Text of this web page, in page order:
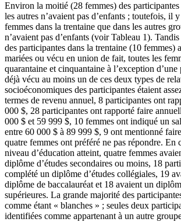
Environ la moitié (28 femmes) des
les autres n’avaient pas d’enfants ; toutefois, il
femmes dans la trentaine que dans les autres
n’avaient pas d’enfants (voir Tableau 1).
des participantes dans la trentaine (10 femmes)
mariées ou vécu en union de fait, toutes les
quarantaine et cinquantaine à l’exception
déjà vécu au moins un de ces deux types de
socioéconomiques des participantes étaient
termes de revenu annuel, 8 participantes ont
000 $, 28 participantes ont rapporté faire
000 $ et 59 999 $, 10 femmes ont indiqué un
entre 60 000 $ à 89 999 $, 9 ont mentionné
quatre femmes ont préféré ne pas répondre. En
niveau d’éducation atteint, quatre femmes
diplôme d’études secondaires ou moins, 18
complété un diplôme d’études collégiales, 19
diplôme de baccalauréat et 18 avaient un
supérieures. La grande majorité des
comme étant « blanches » ; seules deux
identifiées comme appartenant à un autre